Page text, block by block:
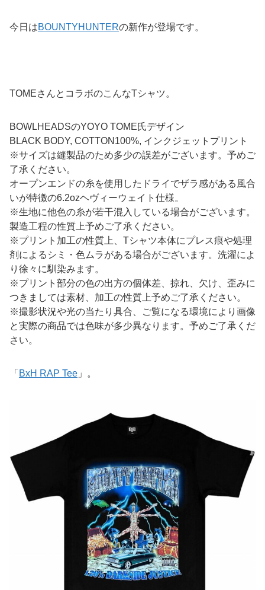
今日はBOUNTYHUNTERの新作が登場です。
TOMEさんとコラボのこんなTシャツ。
BOWLHEADSのYOYO TOME氏デザイン
BLACK BODY, COTTON100%, インクジェットプリント
※サイズは縫製品のため多少の誤差がございます。予めご
了承ください。
オープンエンドの糸を使用したドライでザラ感がある風合
いが特徴の6.2ozヘヴィーウェイト仕様。
※生地に他色の糸が若干混入している場合がございます。
製造工程の性質上予めご了承ください。
※プリント加工の性質上、Tシャツ本体にプレス痕や処理
剤によるシミ・色ムラがある場合がございます。洗濯によ
り徐々に馴染みます。
※プリント部分の色の出方の個体差、掠れ、欠け、歪みに
つきましては素材、加工の性質上予めご了承ください。
※撮影状況や光の当たり具合、ご覧になる環境により画像
と実際の商品では色味が多少異なります。予めご了承くだ
さい。
「 BxH RAP Tee 」。